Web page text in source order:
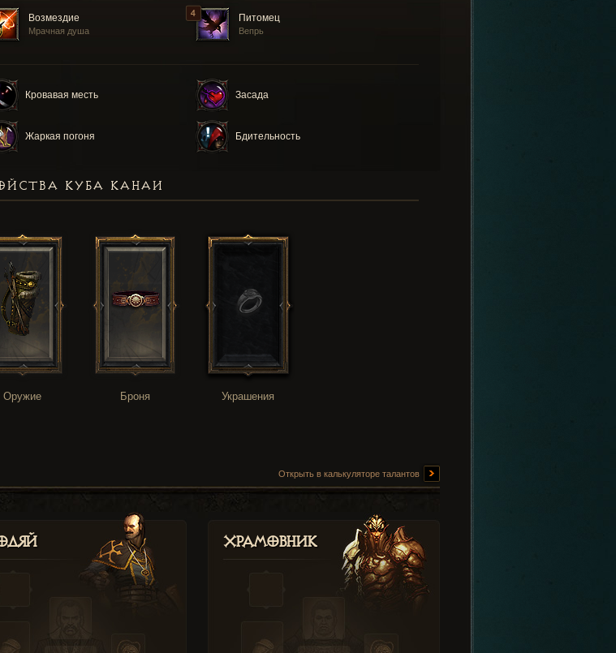
Возмездие
Мрачная душа
Питомец
Вепрь
Кровавая месть Засада
Жаркая погоня Бдительность
КУБА КАНАИ
Оружие Броня Украшения
Открыть в калькуляторе талантов
Храмовник